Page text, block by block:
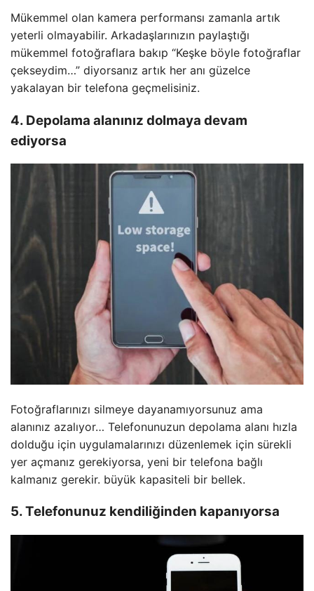
Mükemmel olan kamera performansı zamanla artık
yeterli olmayabilir. Arkadaşlarınızın paylaştığı
mükemmel fotoğraflara bakıp “Keşke böyle fotoğraflar
çekseydim…” diyorsanız artık her anı güzelce
yakalayan bir telefona geçmelisiniz.
4. Depolama alanınız dolmaya devam
ediyorsa
Fotoğraflarınızı silmeye dayanamıyorsunuz ama
alanınız azalıyor… Telefonunuzun depolama alanı hızla
dolduğu için uygulamalarınızı düzenlemek için sürekli
yer açmanız gerekiyorsa, yeni bir telefona bağlı
kalmanız gerekir. büyük kapasiteli bir bellek.
5. Telefonunuz kendiliğinden kapanıyorsa